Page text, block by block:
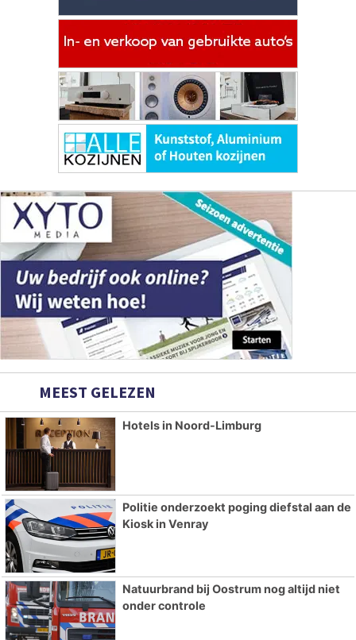
MEEST GELEZEN
Hotels in Noord-Limburg
Politie onderzoekt poging diefstal aan de
Kiosk in Venray
Natuurbrand bij Oostrum nog altijd niet
onder controle